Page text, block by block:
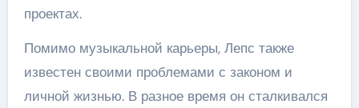
проектах.
Помимо музыкальной карьеры, Лепс также
известен своими проблемами с законом и
личной жизнью. В разное время он сталкивался